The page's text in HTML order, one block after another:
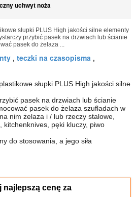
uchwyt noża
słupki PLUS High jakości silne elementy
przybić pasek na drzwiach lub ścianie
pasek do żelaza ...
, teczki na czasopisma ,
słupki PLUS High jakości silne
pasek na drzwiach lub ścianie
pasek do żelaza szufladach w
nim żelaza i / lub rzeczy stalowe,
kitchenknives, pęki kluczy, piwo
do stosowania, a jego siła
najlepszą cenę za